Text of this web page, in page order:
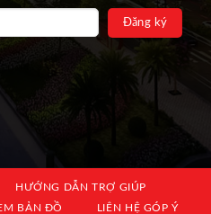
HƯỚNG DẪN TRỢ GIÚP
BẢN ĐỒ LIÊN HỆ GÓP Ý